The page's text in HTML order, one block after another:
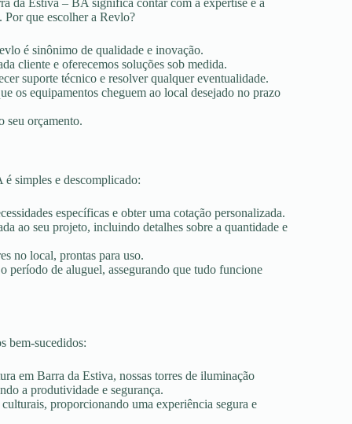
da Estiva – BA significa contar com a expertise e a
que escolher a Revlo?
é sinônimo de qualidade e inovação.
cliente e oferecemos soluções sob medida.
suporte técnico e resolver qualquer eventualidade.
os equipamentos cheguem ao local desejado no prazo
seu orçamento.
simples e descomplicado:
específicas e obter uma cotação personalizada.
ao seu projeto, incluindo detalhes sobre a quantidade e
no local, prontas para uso.
período de aluguel, assegurando que tudo funcione
bem-sucedidos:
em Barra da Estiva, nossas torres de iluminação
a produtividade e segurança.
proporcionando uma experiência segura e